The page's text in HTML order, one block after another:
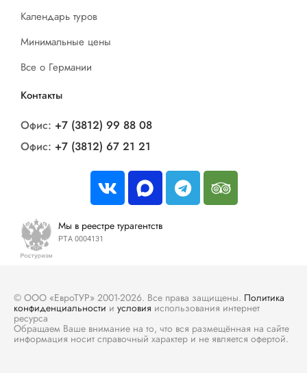
Календарь туров
Минимальные цены
Все о Германии
Контакты
Офис: +7 (3812) 99 88 08
Офис: +7 (3812) 67 21 21
Мы в реестре турагентств
РТА 0004131
© ООО «ЕвроТУР» 2001-2026. Все права защищены. Политика
конфиденциальности и условия использования интернет
ресурса
Обращаем Ваше внимание на то, что вся размещённая на сайте
информация носит справочный характер и не является офертой.